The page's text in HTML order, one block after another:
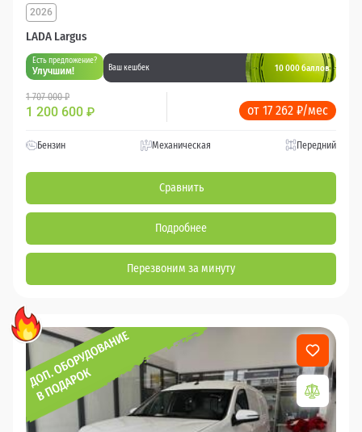
LADA Largus
2026
Есть предложение?
Улучшим! Ваш кешбек 10 000 баллов
1 707 000 ₽
1 200 600 ₽ от 17 262 ₽/мес
Бензин Механическая Передний
Сравнить
Подробнее
Перезвоним за минуту